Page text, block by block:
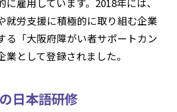
雇用しています。2018年には、
就労支援に積極的に取り組む企業
る「大阪府障がい者サポートカン
として登録されました。
日本語研修